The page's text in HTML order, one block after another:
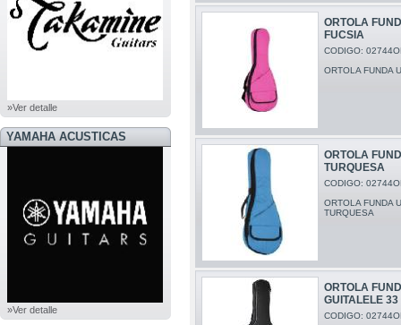
»Ver detalle
YAMAHA ACUSTICAS
»Ver detalle
ORTOLA
FUCSIA
CODIGO:
ORTOLA FUNDA
ORTOLA
TURQUESA
CODIGO:
ORTOLA FUNDA
TURQUESA
ORTOLA
GUITALELE
CODIGO: